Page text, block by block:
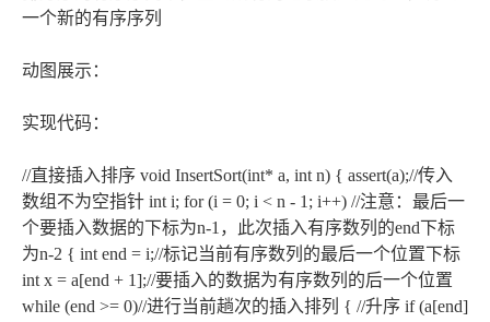
一个新的有序序列
动图展示：
实现代码：
//直接插入排序 void InsertSort(int* a, int n) { assert(a);//传入
数组不为空指针 int i; for (i = 0; i < n - 1; i++) //注意：最后一
个要插入数据的下标为n-1，此次插入有序数列的end下标
为n-2 { int end = i;//标记当前有序数列的最后一个位置下标
int x = a[end + 1];//要插入的数据为有序数列的后一个位置
while (end >= 0)//进行当前趟次的插入排列 { //升序 if (a[end]